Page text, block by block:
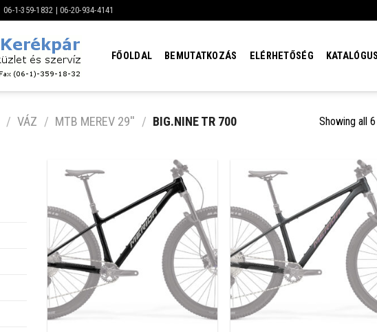
06-1-359-1832 | 06-20-934-4141
FŐOLDAL BEMUTATKOZÁS ELÉRHETŐSÉG KATALÓGUS
/ VÁZ / MTB MEREV 29'' / BIG.NINE TR 700 Showing all